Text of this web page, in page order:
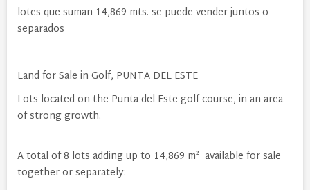
lotes que suman 14,869 mts. se puede vender juntos o
separados
Land for Sale in Golf, PUNTA DEL ESTE
Lots located on the Punta del Este golf course, in an area
of strong growth.
A total of 8 lots adding up to 14,869 m²  available for sale
together or separately: